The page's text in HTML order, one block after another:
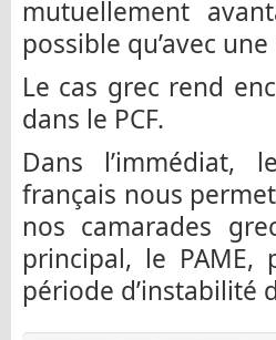
mutuellement
possible qu’avec
Le cas grec rend
dans le PCF.
Dans l’immédiat,
français nous
nos camarades
principal, le PAME,
période d’instabilité